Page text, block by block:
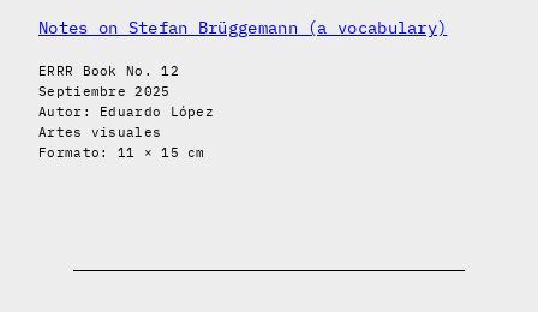
Notes on Stefan Brüggemann (a vocabulary)
ERRR Book No. 12
Septiembre 2025
Autor: Eduardo López
Artes visuales
Formato: 11 × 15 cm